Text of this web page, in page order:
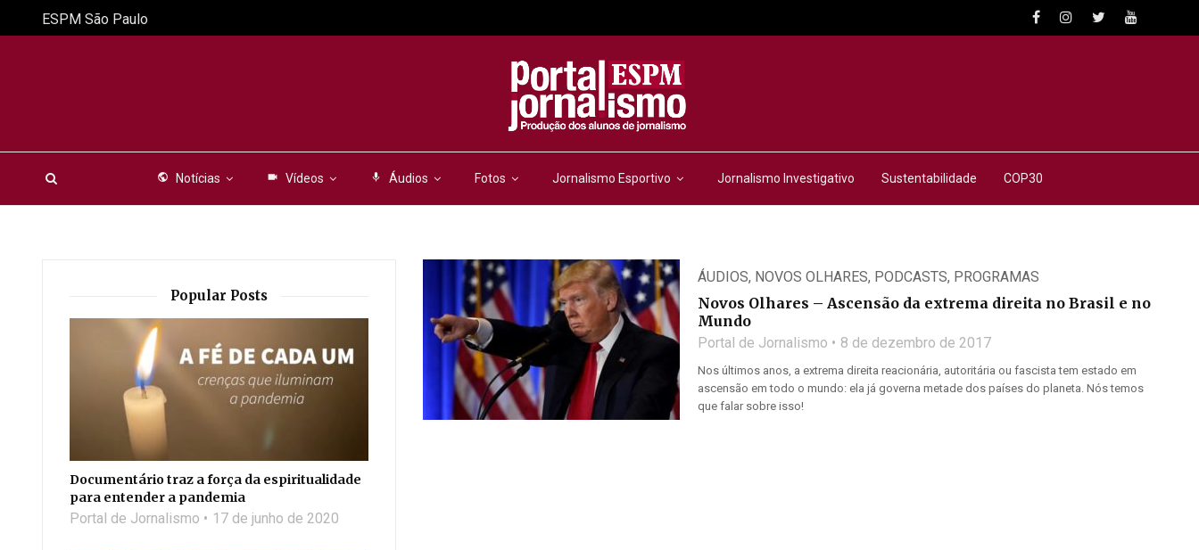
public Notícias videocam Vídeos mic Áudios Fotos Jornalismo Esportivo Jornalismo Investigativo Sustentabilidade COP30
ESPM São Paulo
ÁUDIOS, NOVOS OLHARES, PODCASTS, PROGRAMAS
Novos Olhares – Ascensão da extrema direita no Brasil e no
Mundo
Portal de Jornalismo 8 de dezembro de 2017
Nos últimos anos, a extrema direita reacionária, autoritária ou fascista tem estado em
ascensão em todo o mundo: ela já governa metade dos países do planeta. Nós temos
que falar sobre isso!
Popular Posts
Documentário traz a força da espiritualidade
para entender a pandemia
Portal de Jornalismo 17 de junho de 2020